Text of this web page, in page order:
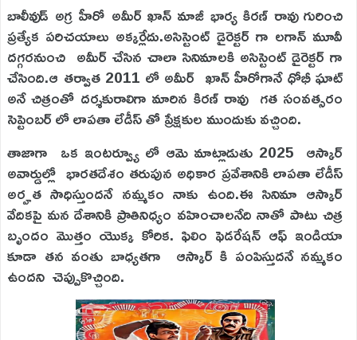
బాలీవుడ్ అగ్ర హీరో అమీర్ ఖాన్ మాజీ భార్య కిరణ్ రావు గురించి
ప్రత్యేక పరిచయాలు అక్కర్లేదు.అసిస్టెంట్ డైరెక్టర్ గా లగాన్ మూవీ
దగ్గరనుంచి అమీర్ చేసిన చాలా సినిమాలకి అసిస్టెంట్ డైరెక్టర్ గా
చేసింది.ఆ తర్వాత 2011 లో అమీర్ ఖాన్ హీరోగానే ధోభీ ఘాట్
అనే చిత్రంతో దర్శకురాలిగా మారిన కిరణ్ రావు గత సంవత్సరం
సెప్టెంబర్ లో లాపతా లేడీస్ తో ప్రేక్షకుల ముందుకు వచ్చింది.
తాజాగా ఒక ఇంటర్వ్యూ లో ఆమె మాట్లాడుతు 2025 ఆస్కార్
అవార్డుల్లో భారతదేశం తరుపున అధికార ప్రవేశానికి లాపతా లేడీస్
అర్హత సాధిస్తుందనే నమ్మకం నాకు ఉంది.ఈ సినిమా ఆస్కార్
వేదికపై మన దేశానికి ప్రాతినిధ్యం వహించాలనేది నాతో పాటు చిత్ర
బృందం మొత్తం యొక్క కోరిక. ఫిలిం ఫెడరేషన్ ఆఫ్ ఇండియా
కూడా తన వంతు బాధ్యతగా ఆస్కార్ కి పంపిస్తుదనే నమ్మకం
ఉందని చెప్పుకొచ్చింది.